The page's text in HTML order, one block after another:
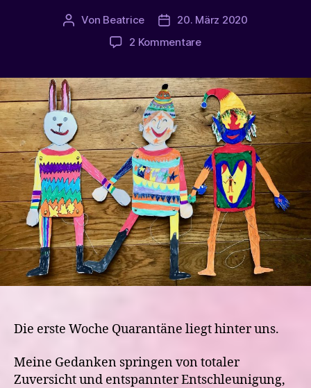
Beitragsautor
Von Beatrice Veröffentlichungsdatum
20. März 2020
2 Kommentarezu
Woche
1
Die erste Woche Quarantäne liegt hinter uns.
Meine Gedanken springen von totaler
Zuversicht und entspannter Entschleunigung,